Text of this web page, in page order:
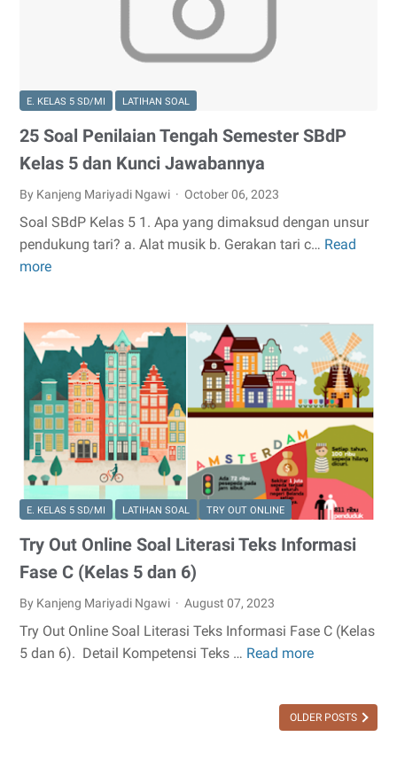
E. KELAS 5 SD/MI LATIHAN SOAL
25 Soal Penilaian Tengah Semester SBdP
Kelas 5 dan Kunci Jawabannya
By Kanjeng Mariyadi Ngawi October 06, 2023
Soal SBdP Kelas 5 1. Apa yang dimaksud dengan unsur
pendukung tari? a. Alat musik b. Gerakan tari c… Read
more
25
Semester
SBdP
Kelas
5
dan
Kunci
Jawabannya
E. KELAS 5 SD/MI LATIHAN SOAL TRY OUT ONLINE
Try Out Online Soal Literasi Teks Informasi
Fase C (Kelas 5 dan 6)
By Kanjeng Mariyadi Ngawi August 07, 2023
Try Out Online Soal Literasi Teks Informasi Fase C (Kelas
5 dan 6). Detail Kompetensi Teks … Read more
Soal
OLDER POSTS